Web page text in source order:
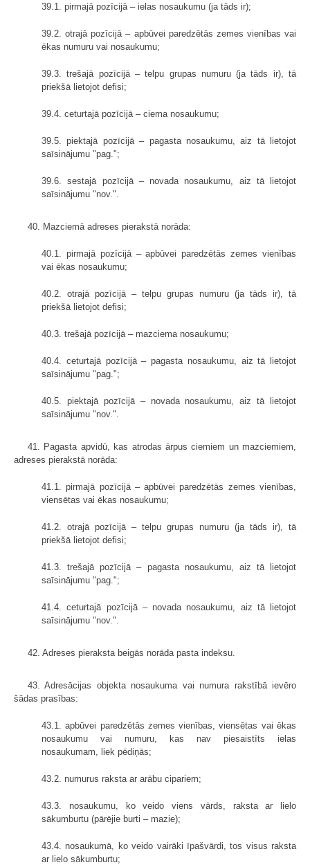
39.1. pirmajā pozīcijā – ielas nosaukumu (ja tāds ir);
39.2. otrajā pozīcijā – apbūvei paredzētās zemes vienības vai
ēkas numuru vai nosaukumu;
39.3. trešajā pozīcijā – telpu grupas numuru (ja tāds ir), tā
priekšā lietojot defisi;
39.4. ceturtajā pozīcijā – ciema nosaukumu;
39.5. piektajā pozīcijā – pagasta nosaukumu, aiz tā lietojot
saīsinājumu "pag.";
39.6. sestajā pozīcijā – novada nosaukumu, aiz tā lietojot
saīsinājumu "nov.".
40. Mazciemā adreses pierakstā norāda:
40.1. pirmajā pozīcijā – apbūvei paredzētās zemes vienības
vai ēkas nosaukumu;
40.2. otrajā pozīcijā – telpu grupas numuru (ja tāds ir), tā
priekšā lietojot defisi;
40.3. trešajā pozīcijā – mazciema nosaukumu;
40.4. ceturtajā pozīcijā – pagasta nosaukumu, aiz tā lietojot
saīsinājumu "pag.";
40.5. piektajā pozīcijā – novada nosaukumu, aiz tā lietojot
saīsinājumu "nov.".
41. Pagasta apvidū, kas atrodas ārpus ciemiem un mazciemiem,
adreses pierakstā norāda:
41.1. pirmajā pozīcijā – apbūvei paredzētās zemes vienības,
viensētas vai ēkas nosaukumu;
41.2. otrajā pozīcijā – telpu grupas numuru (ja tāds ir), tā
priekšā lietojot defisi;
41.3. trešajā pozīcijā – pagasta nosaukumu, aiz tā lietojot
saīsinājumu "pag.";
41.4. ceturtajā pozīcijā – novada nosaukumu, aiz tā lietojot
saīsinājumu "nov.".
42. Adreses pieraksta beigās norāda pasta indeksu.
43. Adresācijas objekta nosaukuma vai numura rakstībā ievēro
šādas prasības:
43.1. apbūvei paredzētās zemes vienības, viensētas vai ēkas
nosaukumu vai numuru, kas nav piesaistīts ielas
nosaukumam, liek pēdiņās;
43.2. numurus raksta ar arābu cipariem;
43.3. nosaukumu, ko veido viens vārds, raksta ar lielo
sākumburtu (pārējie burti – mazie);
43.4. nosaukumā, ko veido vairāki īpašvārdi, tos visus raksta
ar lielo sākumburtu;